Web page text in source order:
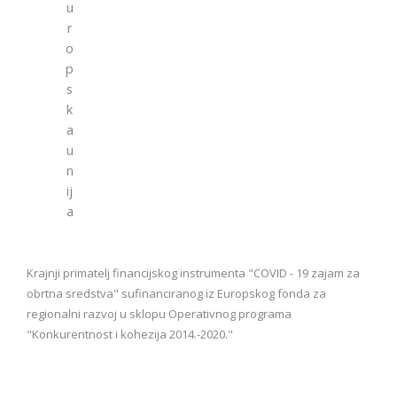
u
r
o
p
s
k
a
u
n
ij
a
Krajnji primatelj financijskog instrumenta "COVID - 19 zajam za
obrtna sredstva" sufinanciranog iz Europskog fonda za
regionalni razvoj u sklopu Operativnog programa
"Konkurentnost i kohezija 2014.-2020."